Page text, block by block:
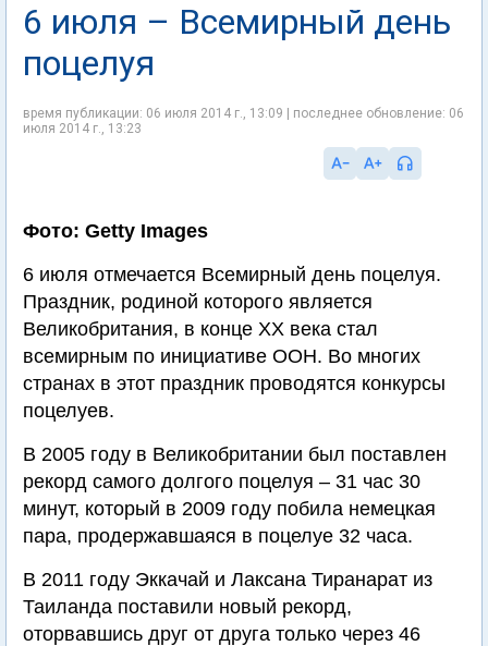
6 июля – Всемирный день
поцелуя
время публикации: 06 июля 2014 г., 13:09 | последнее обновление: 06
июля 2014 г., 13:23
Фото: Getty Images
6 июля отмечается Всемирный день поцелуя.
Праздник, родиной которого является
Великобритания, в конце XX века стал
всемирным по инициативе ООН. Во многих
странах в этот праздник проводятся конкурсы
поцелуев.
В 2005 году в Великобритании был поставлен
рекорд самого долгого поцелуя – 31 час 30
минут, который в 2009 году побила немецкая
пара, продержавшаяся в поцелуе 32 часа.
В 2011 году Эккачай и Лаксана Тиранарат из
Таиланда поставили новый рекорд,
оторвавшись друг от друга только через 46